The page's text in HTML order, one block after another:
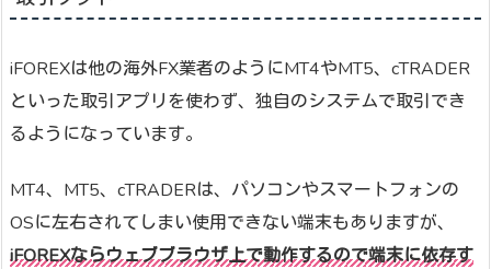
iFOREXは他の海外FX業者のようにMT4やMT5、cTRADER
といった取引アプリを使わず、独自のシステムで取引でき
るようになっています。
MT4、MT5、cTRADERは、パソコンやスマートフォンの
OSに左右されてしまい使用できない端末もありますが、
iFOREXならウェブブラウザ上で動作するので端末に依存す